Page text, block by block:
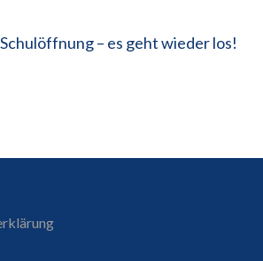
Schulöffnung – es geht wieder los!